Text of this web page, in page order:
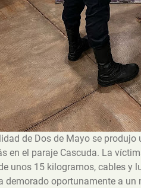
de Dos de Mayo se
en el paraje Cascuda. La
unos 15 kilogramos, cables y
demorado oportunamente a un